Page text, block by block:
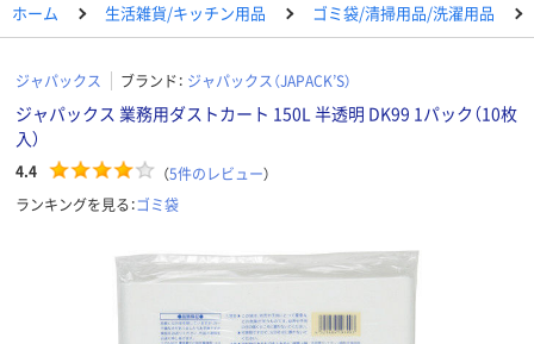
ホーム 生活雑貨/キッチン用品 ゴミ袋/清掃用品/洗濯用品
ジャパックス ブランド： ジャパックス（JAPACK’S）
ジャパックス 業務用ダストカート 150L 半透明 DK99 1パック（10枚
入）
4.4 （5件のレビュー）
ランキングを見る：ゴミ袋